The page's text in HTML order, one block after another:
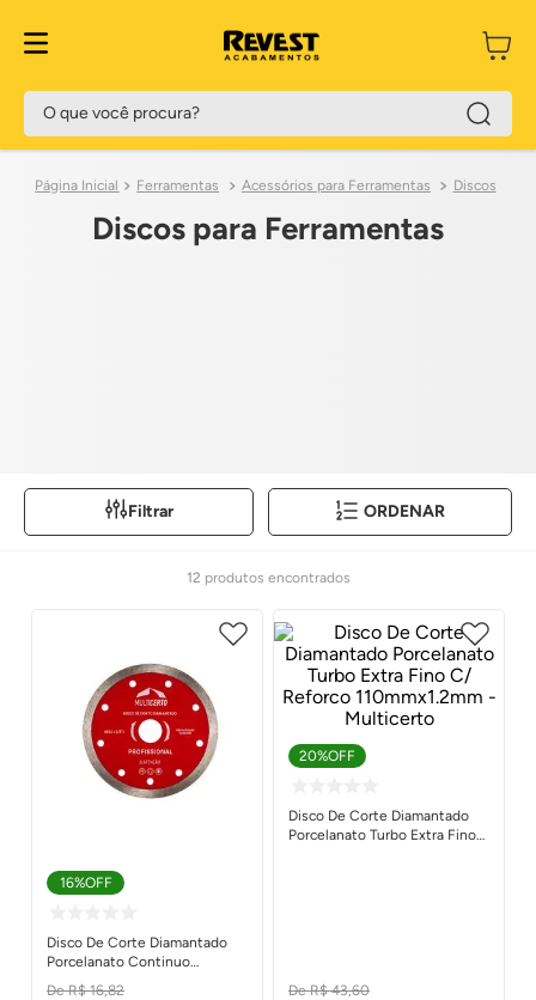
O que você procura?
Ferramentas Acessórios para Ferramentas Discos
Discos para Ferramentas
Filtrar ORDENAR
12 produtos
16%OFF
Disco De Corte Diamantado
Porcelanato Continuo
110mmx1.8mm - Multicerto
R$ 16,82
20%OFF
Disco De Corte Diamantado
Porcelanato Turbo Extra Fino
R$ 43,60